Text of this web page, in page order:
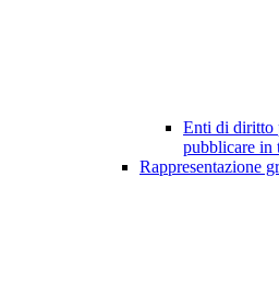
Enti di diritto
pubblicare in
Rappresentazione